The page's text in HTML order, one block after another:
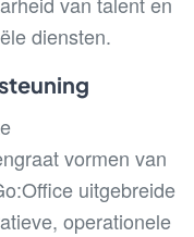
diensten.
vormen van
uitgebreide
operationele